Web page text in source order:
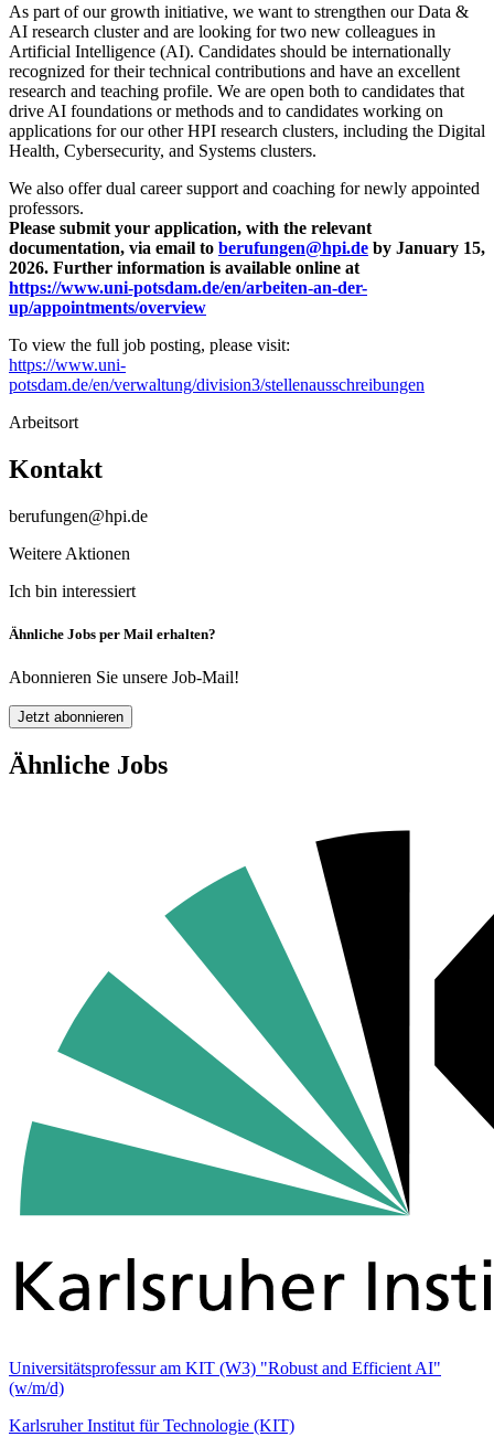
As part of our growth initiative, we want to strengthen our Data &
AI research cluster and are looking for two new colleagues in
Artificial Intelligence (AI). Candidates should be internationally
recognized for their technical contributions and have an excellent
research and teaching profile. We are open both to candidates that
drive AI foundations or methods and to candidates working on
applications for our other HPI research clusters, including the Digital
Health, Cybersecurity, and Systems clusters.
We also offer dual career support and coaching for newly appointed
professors.
Please submit your application, with the relevant
documentation, via email to berufungen@hpi.de by January 15,
2026. Further information is available online at
https://www.uni-potsdam.de/en/arbeiten-an-der-
up/appointments/overview
To view the full job posting, please visit:
https://www.uni-
potsdam.de/en/verwaltung/division3/stellenausschreibungen
Arbeitsort
Kontakt
berufungen@hpi.de
Weitere Aktionen
Ich bin interessiert
Ähnliche Jobs per Mail erhalten?
Abonnieren Sie unsere Job-Mail!
Jetzt abonnieren
Ähnliche Jobs
Universitätsprofessur am KIT (W3) "Robust and Efficient AI"
(w/m/d)
Karlsruher Institut für Technologie (KIT)